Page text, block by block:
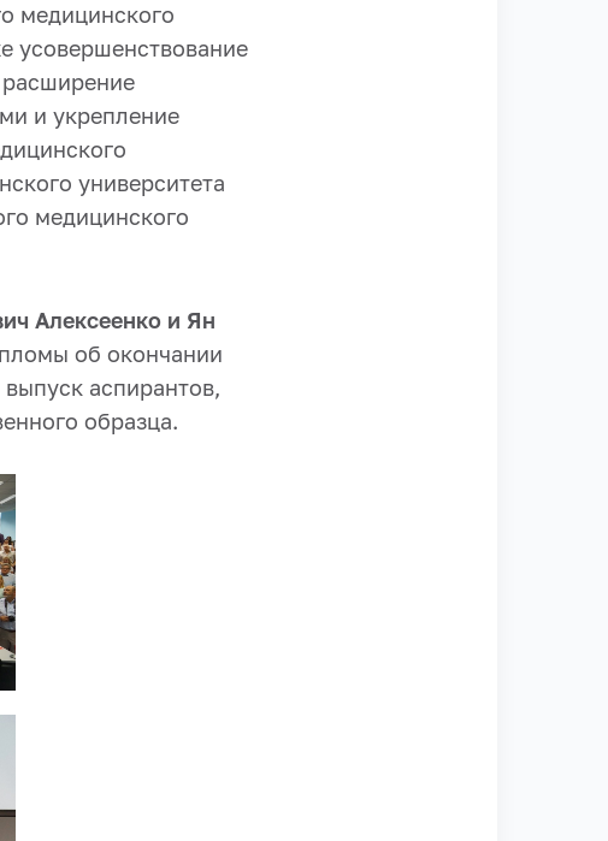
медицинского
усовершенствование
расширение
и укрепление
университета
медицинского
Алексеенко и Ян
об окончании
аспирантов,
образца.